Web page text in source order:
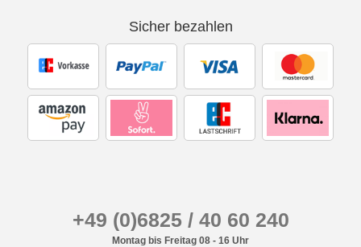
Sicher bezahlen
+49 (0)6825 / 40 60 240
Montag bis Freitag 08 - 16 Uhr